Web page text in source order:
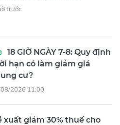
trước
18 GIỜ NGÀY 7-8: Quy định
hạn có làm giảm giá
cư?
2026 11:00
xuất giảm 30% thuế cho